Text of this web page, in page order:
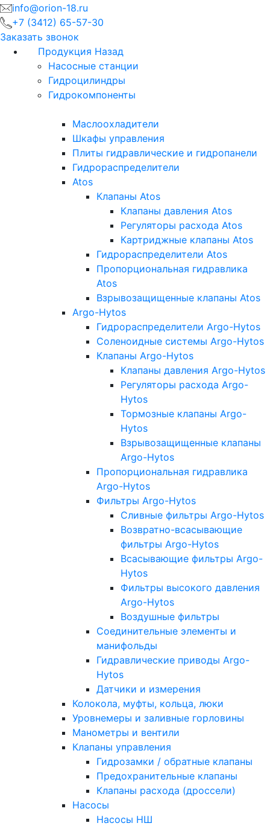
info@orion-18.ru
+7 (3412) 65-57-30
Заказать звонок
Продукция Назад
Насосные станции
Гидроцилиндры
Гидрокомпоненты
Маслоохладители
Шкафы управления
Плиты гидравлические и гидропанели
Гидрораспределители
Atos
Клапаны Atos
Клапаны давления Atos
Регуляторы расхода Atos
Картриджные клапаны Atos
Гидрораспределители Atos
Пропорциональная гидравлика
Atos
Взрывозащищенные клапаны Atos
Argo-Hytos
Гидрораспределители Argo-Hytos
Соленоидные системы Argo-Hytos
Клапаны Argo-Hytos
Клапаны давления Argo-Hytos
Регуляторы расхода Argo-
Hytos
Тормозные клапаны Argo-
Hytos
Взрывозащищенные клапаны
Argo-Hytos
Пропорциональная гидравлика
Argo-Hytos
Фильтры Argo-Hytos
Сливные фильтры Argo-Hytos
Возвратно-всасывающие
фильтры Argo-Hytos
Всасывающие фильтры Argo-
Hytos
Фильтры высокого давления
Argo-Hytos
Воздушные фильтры
Соединительные элементы и
манифольды
Гидравлические приводы Argo-
Hytos
Датчики и измерения
Колокола, муфты, кольца, люки
Уровнемеры и заливные горловины
Манометры и вентили
Клапаны управления
Гидрозамки / обратные клапаны
Предохранительные клапаны
Клапаны расхода (дроссели)
Насосы
Насосы НШ